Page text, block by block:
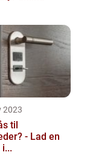
2023
til
- Lad en
i...